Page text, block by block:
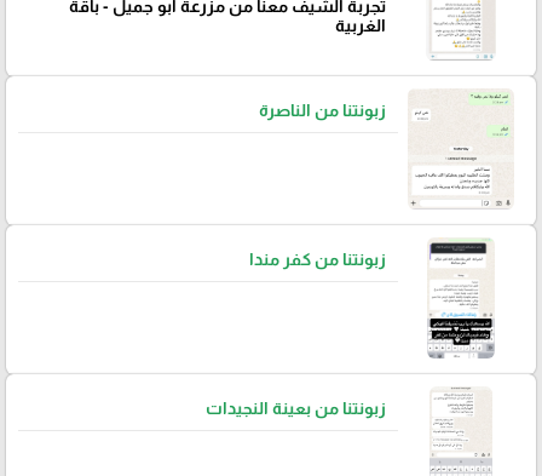
تجربة الشيف معنا من مزرعة ابو جميل - باقة
الغربية
زبونتنا من الناصرة
زبونتنا من كفر مندا
زبونتنا من بعينة النجيدات